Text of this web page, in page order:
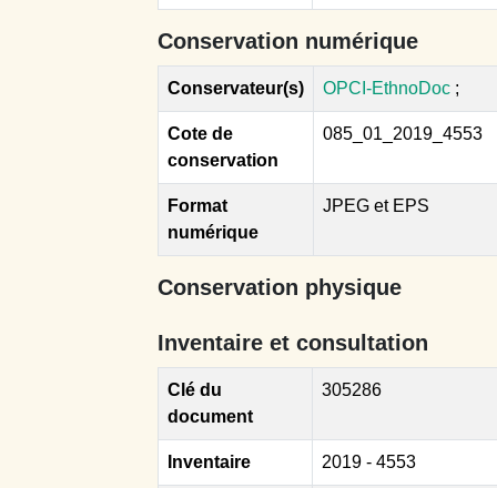
Conservation numérique
Conservateur(s) OPCI-EthnoDoc ;
Cote de
conservation
085_01_2019_4553
Format
numérique
JPEG et EPS
Conservation physique
Inventaire et consultation
Clé du
document
305286
Inventaire 2019 - 4553